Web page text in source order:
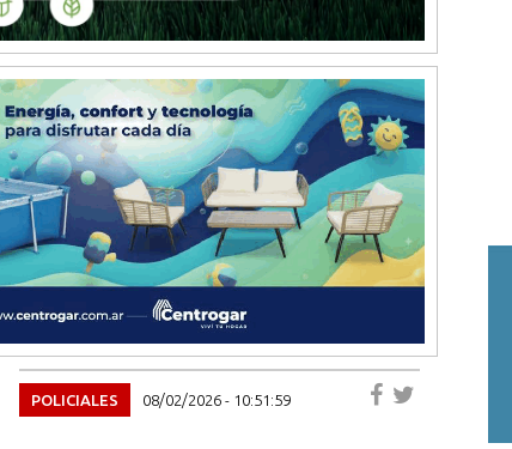
POLICIALES 08/02/2026 - 10:51:59